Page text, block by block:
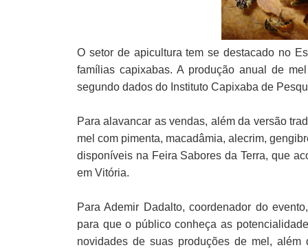
O setor de apicultura tem se destacado no
famílias capixabas. A produção anual de
segundo dados do Instituto Capixaba de
Para alavancar as vendas, além da versão
mel com pimenta, macadâmia, alecrim,
disponíveis na Feira Sabores da Terra, que
em Vitória.
Para Ademir Dadalto, coordenador do
para que o público conheça as
novidades de suas produções de mel, além